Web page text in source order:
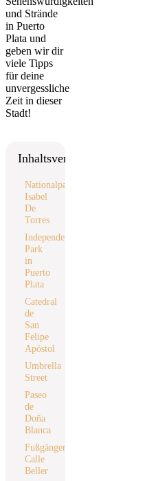
und Strände
in Puerto
Plata und
geben wir dir
viele Tipps
für deine
unvergessliche
Zeit in dieser
Stadt!
Inhaltsverzeichnis
Nationalpark
Isabel
De
Torres
Independence
Park
in
Puerto
Plata
Catedral
de
San
Felipe
Apóstol
Umbrella
Street
Paseo
de
Doña
Blanca
Fußgängerzone
Calle
Beller